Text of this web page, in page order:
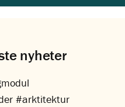
nyheter
#arktitektur